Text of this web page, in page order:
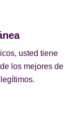
usted tiene
los mejores de